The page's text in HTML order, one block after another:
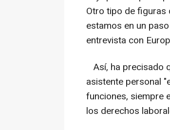
Otro tipo de figuras
estamos en un
entrevista con
Así, ha precisado
asistente personal
funciones, siempre
los derechos